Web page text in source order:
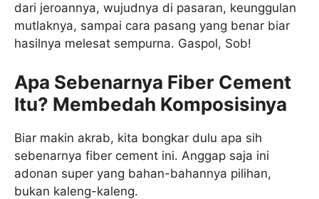
dari jeroannya, wujudnya di pasaran, keunggulan
mutlaknya, sampai cara pasang yang benar biar
hasilnya melesat sempurna. Gaspol, Sob!
Apa Sebenarnya Fiber Cement
Itu? Membedah Komposisinya
Biar makin akrab, kita bongkar dulu apa sih
sebenarnya fiber cement ini. Anggap saja ini
adonan super yang bahan-bahannya pilihan,
bukan kaleng-kaleng.